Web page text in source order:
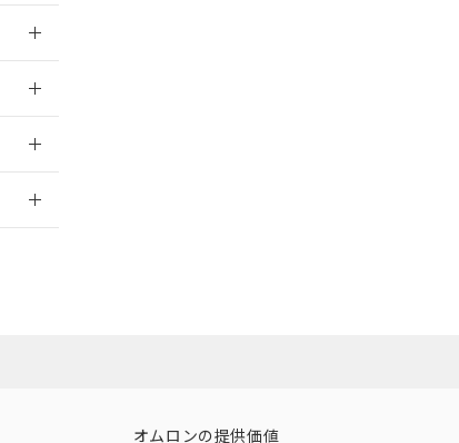
オムロンの提供価値